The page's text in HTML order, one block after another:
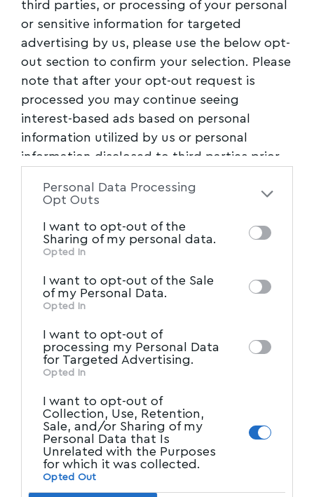
third parties, or processing of your personal
or sensitive information for targeted
advertising by us, please use the below opt-
out section to confirm your selection. Please
note that after your opt-out request is
processed you may continue seeing
interest-based ads based on personal
information utilized by us or personal
information disclosed to third parties prior
of the further disclosure of your personal
of downstream participants. This
information may also be disclosed by us to
Participantsthat may further disclose it to
other third parties.
Personal Data Processing
Opt Outs
I want to opt-out of the
Sharing of my personal data.
Opted In
I want to opt-out of the Sale
of my Personal Data.
Opted In
I want to opt-out of
processing my Personal Data
for Targeted Advertising.
Opted In
I want to opt-out of
Collection, Use, Retention,
Sale, and/or Sharing of my
Personal Data that Is
Unrelated with the Purposes
for which it was collected.
Opted Out
ατομικής ευθύνης
Να μην περιμένουν τον Σεπτέμβρη για να
εμβολιαστούν όσοι είναι άνω των 80 ετών,
συνιστά η Θεοδώρα Ψαλτοπούλου μιλώντας
για πανευρωπαϊκή οδηγία, ενώ όπως λέει,
διανύουμε περίοδο ατομικής ευθύνης αντί
υποχρεωτικότητας.
Tον Σεπτέμβριο αναμένεται αύξηση
κρουσμάτων σε όλο το βόρειο ημισφαίριο είπε
η καθηγήτρια επιδημιολογίας και προληπτικής
ιατρικής, της Ιατρικής σχολής του ΕΚΠΑ,
εφιστώντας την προσοχή στα εξής σημεία:
αλλά είναι πλεόν θέμα ατομικής ευθύνης
– άτομα 70 ετών και άνω να μην περιμένουν
τον Σεπτέμβριο για τέταρτη δόση
– άτομα με προβλήματα υγείας αλλά και
εκείνοι που τα φροντίζουν να είναι ιδαίτερα
προσεκτικά όπως και οι
– ανεμβολίαστοι ή μερικώς εμβολιασμένοι
Πηγή:ΕΡΤ
Οι πιο πρόσφατες Ειδήσεις
Διαβάστε πρώτοι τις Ειδήσεις για ό,τι